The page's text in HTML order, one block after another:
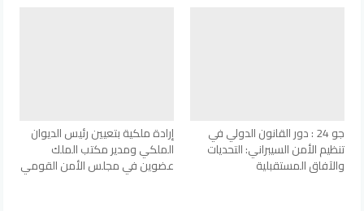
جو 24 : دور القانون الدولي في
تنظيم الأمن السيبراني: التحديات
والآفاق المستقبلية
إرادة ملكية بتعيين رئيس الديوان
الملكي ومدير مكتب الملك
عضوين في مجلس الأمن القومي